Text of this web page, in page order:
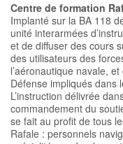
Centre de formation
Implanté sur la BA 118
unité interarmées
et de diffuser des cours
des utilisateurs des
l’aéronautique navale,
Défense impliqués dans
L’instruction délivrée
commandement du
se fait au profit de tous
Rafale : personnels